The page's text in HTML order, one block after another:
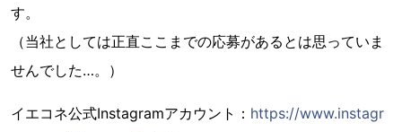
す。
（当社としては正直ここまでの応募があるとは思っていま
せんでした…。）
イエコネ公式Instagramアカウント： https://www.instagr